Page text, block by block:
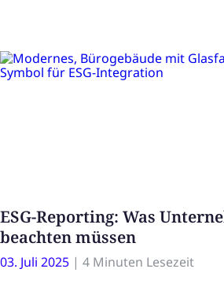
ESG-Reporting: Was
beachten müssen
03. Juli 2025 | 4 Minuten Lesezeit